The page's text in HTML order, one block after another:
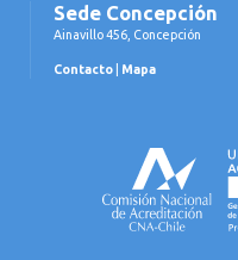
Sede Concepción
Ainavillo 456, Concepción
Contacto Mapa